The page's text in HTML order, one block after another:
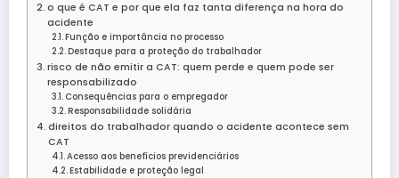
o que é CAT e por que ela faz tanta diferença na hora do
acidente
Função e importância no processo
Destaque para a proteção do trabalhador
risco de não emitir a CAT: quem perde e quem pode ser
responsabilizado
Consequências para o empregador
Responsabilidade solidária
direitos do trabalhador quando o acidente acontece sem
CAT
Acesso aos benefícios previdenciários
Estabilidade e proteção legal